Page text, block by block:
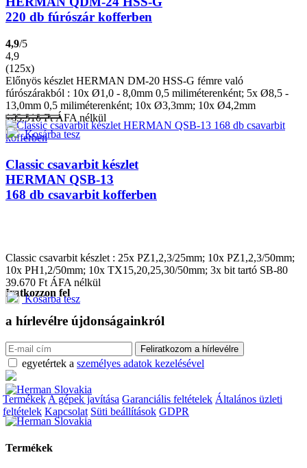
220 db fúrószár kofferben
4,9/5
4,9
(125x)
Előnyös készlet HERMAN DM-20 HSS-G fémre való
fúrószárakból : 10x Ø1,0 - 8,0mm 0,5 miliméterenként; 5x Ø8,5 -
13,0mm 0,5 miliméterenként; 10x Ø3,3mm; 10x Ø4,2mm
163.910FtÁFA nélkül
Kosárba tesz
Classic csavarbit készlet
HERMAN QSB-13
168 db csavarbit kofferben
Classic csavarbit készlet : 25x PZ1,2,3/25mm; 10x PZ1,2,3/50mm;
10x PH1,2/50mm; 10x TX15,20,25,30/50mm; 3x bit tartó SB-80
39.670 Ft ÁFA nélkül
Kosárba tesz
Iratkozzon fel
a hírlevélre újdonságainkról
egyetértek a személyes adatok kezelésével
Termékek A gépek javítása Garanciális feltételek Általános üzleti
feltételek Kapcsolat Süti beállítások GDPR
Termékek